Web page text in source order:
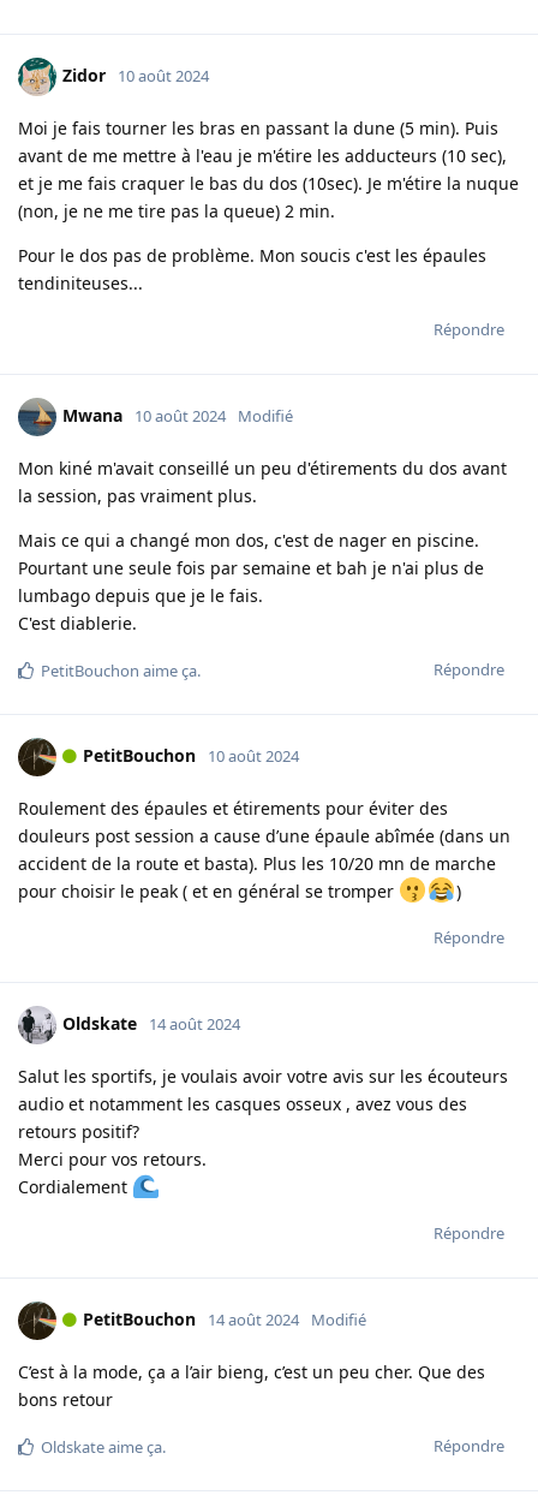
Zidor 10 août 2024
Moi je fais tourner les bras en passant la dune (5 min). Puis
avant de me mettre à l'eau je m'étire les adducteurs (10 sec),
et je me fais craquer le bas du dos (10sec). Je m'étire la nuque
(non, je ne me tire pas la queue) 2 min.
Pour le dos pas de problème. Mon soucis c'est les épaules
tendiniteuses...
Répondre
Mwana 10 août 2024 Modifié
Mon kiné m'avait conseillé un peu d'étirements du dos avant
la session, pas vraiment plus.
Mais ce qui a changé mon dos, c'est de nager en piscine.
Pourtant une seule fois par semaine et bah je n'ai plus de
lumbago depuis que je le fais.
C'est diablerie.
Répondre
PetitBouchon aime ça.
PetitBouchon 10 août 2024
Roulement des épaules et étirements pour éviter des
douleurs post session a cause d’une épaule abîmée (dans un
accident de la route et basta). Plus les 10/20 mn de marche
pour choisir le peak ( et en général se tromper
)
Répondre
Oldskate 14 août 2024
Salut les sportifs, je voulais avoir votre avis sur les écouteurs
audio et notamment les casques osseux , avez vous des
retours positif?
Merci pour vos retours.
Cordialement
Répondre
PetitBouchon 14 août 2024 Modifié
C’est à la mode, ça a l’air bieng, c’est un peu cher. Que des
bons retour
Répondre
Oldskateaime ça.